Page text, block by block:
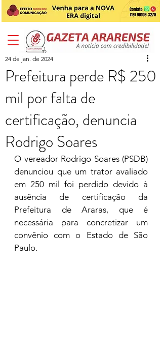
Prefeitura perde R$ 250
mil por falta de
certificação, denuncia
Rodrigo Soares
24 de jan. de 2024
O vereador Rodrigo Soares (PSDB)
denunciou que um trator avaliado
em 250 mil foi perdido devido à
ausência de certificação da
Prefeitura de Araras, que é
necessária para concretizar um
convênio com o Estado de São
Paulo.